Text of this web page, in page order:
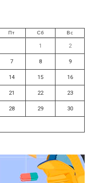
Пт Сб Вс
1 2
7 8 9
14 15 16
21 22 23
28 29 30